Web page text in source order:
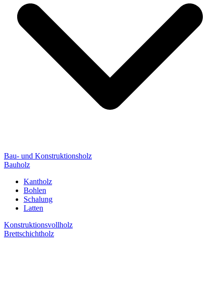
Bau- und Konstruktionsholz
Bauholz
Kantholz
Bohlen
Schalung
Latten
Konstruktionsvollholz
Brettschichtholz